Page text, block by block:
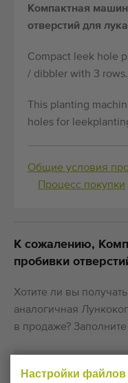
Настройки
Компактная
отверстий для
Compact leek hole
/ dibbler with 3 rows.
This planting
holes for
Общие условия
Процесс покупки
К сожалению,
пробивки
Хотите ли вы
аналогичная
в продаже?
Ваши текущие